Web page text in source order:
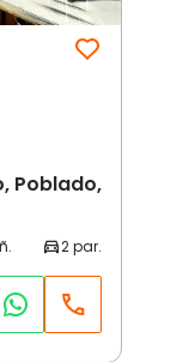
Poblado,